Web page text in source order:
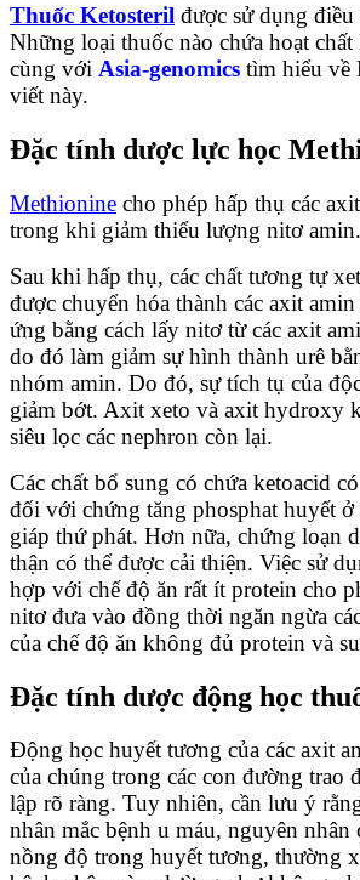
Thuốc Ketosteril được sử dụng
Những loại thuốc nào chứa hoạt
cùng với Asia-genomics tìm hiểu về
viết này.
Đặc tính dược lực học
Methionine cho phép hấp thụ các
trong khi giảm thiểu lượng nitơ amin.
Sau khi hấp thụ, các chất tương tự
được chuyển hóa thành các axit
ứng bằng cách lấy nitơ từ các axit
do đó làm giảm sự hình thành urê
nhóm amin. Do đó, sự tích tụ của
giảm bớt. Axit xeto và axit hydroxy
siêu lọc các nephron còn lại.
Các chất bổ sung có chứa ketoacid
đối với chứng tăng phosphat huyết ở
giáp thứ phát. Hơn nữa, chứng loạn
thận có thể được cải thiện. Việc sử
hợp với chế độ ăn rất ít protein cho
nitơ đưa vào đồng thời ngăn ngừa
của chế độ ăn không đủ protein và
Đặc tính dược động học
Động học huyết tương của các axit
của chúng trong các con đường trao
lập rõ ràng. Tuy nhiên, cần lưu ý
nhân mắc bệnh u máu, nguyên nhân
nồng độ trong huyết tương, thường